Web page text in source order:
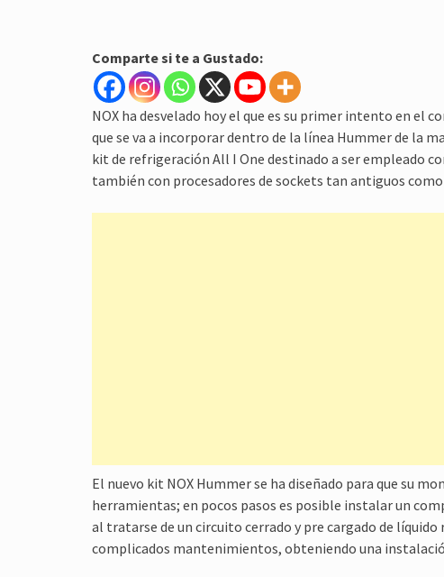
Comparte si te a Gustado:
NOX ha desvelado hoy el que es su primer intento en el
que se va a incorporar dentro de la línea Hummer de la
kit de refrigeración All I One destinado a ser empleado
también con procesadores de sockets tan antiguos como
El nuevo kit NOX Hummer se ha diseñado para que su
herramientas; en pocos pasos es posible instalar un
al tratarse de un circuito cerrado y pre cargado de
complicados mantenimientos, obteniendo una